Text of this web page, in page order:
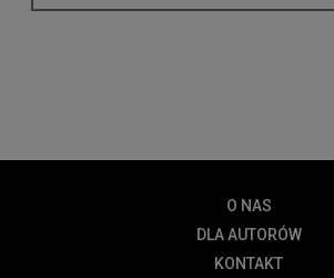
O NAS
DLA AUTORÓW
KONTAKT